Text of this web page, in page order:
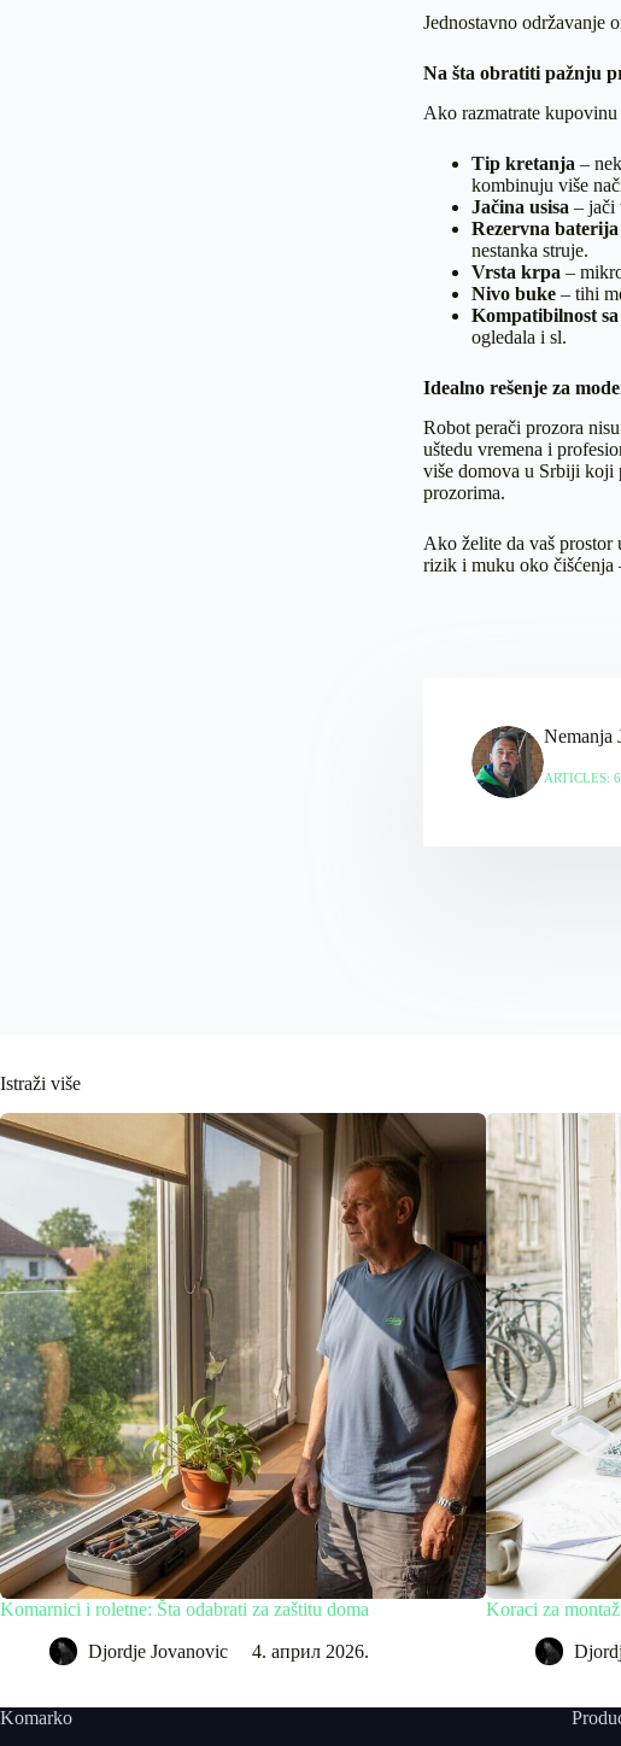
Jednostavno održavanje
Na šta obratiti pažnju
Ako razmatrate kupovinu
Tip kretanja –
kombinuju više
Jačina usisa – jači
Rezervna baterija
nestanka struje.
Vrsta krpa –
Nivo buke– tihi
Kompatibilnost
ogledala i sl.
Idealno rešenje za
Robot perači prozora
uštedu vremena i
više domova u Srbiji koji
prozorima.
Ako želite da vaš prostor
rizik i muku oko čišćenja
Nemanja
ARTICLES: 6
Istraži više
Komarnici i roletne: Šta odabrati za zaštitu doma
Djordje Jovanovic 4. април 2026.
Koraci za
Komarko